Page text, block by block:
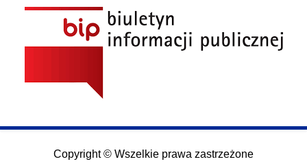
Copyright © Wszelkie prawa zastrzeżone